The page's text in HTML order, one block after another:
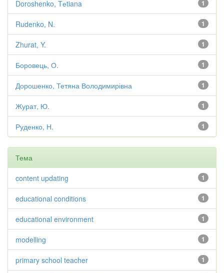
1
Doroshenko, Tеtiana
1
Rudenko, N.
1
Zhurat, Y.
1
Боровець, О.
1
Дорошенко, Тетяна Володимирівна
1
Журат, Ю.
1
Руденко, Н.
Тема
1
content updating
1
educational conditions
1
educational environment
1
modelling
1
primary school teacher